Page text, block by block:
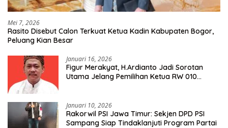
Mei 7, 2026
Rasito Disebut Calon Terkuat Ketua Kadin Kabupaten Bogor,
Peluang Kian Besar
Januari 16, 2026
Figur Merakyat, H.Ardianto Jadi Sorotan
Utama Jelang Pemilihan Ketua RW 010
Januari 10, 2026
Rakorwil PSI Jawa Timur: Sekjen DPD PSI
Sampang Siap Tindaklanjuti Program Partai